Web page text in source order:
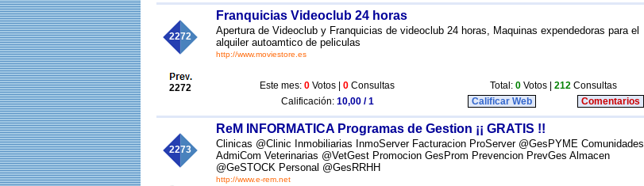
2272
2272
Franquicias Videoclub 24 horas
Apertura de Videoclub y Franquicias de videoclub 24 horas, Maquinas expendedoras para el
alquiler autoamtico de peliculas
http://www.moviestore.es
Este mes: 0 Votos | 0 Consultas Total: 0 Votos | 212 Consultas
Calificación: 10,00 / 1 Calificar Web Comentarios
2273
ReM INFORMATICA Programas de Gestion ¡¡ GRATIS !!
Clinicas @Clinic Inmobiliarias InmoServer Facturacion ProServer @GesPYME Comunidades
AdmiCom Veterinarias @VetGest Promocion GesProm Prevencion PrevGes Almacen
@GeSTOCK Personal @GesRRHH
http://www.e-rem.net